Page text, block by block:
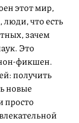
этот мир,
что есть
зачем
Это
фикшен.
получить
новые
просто